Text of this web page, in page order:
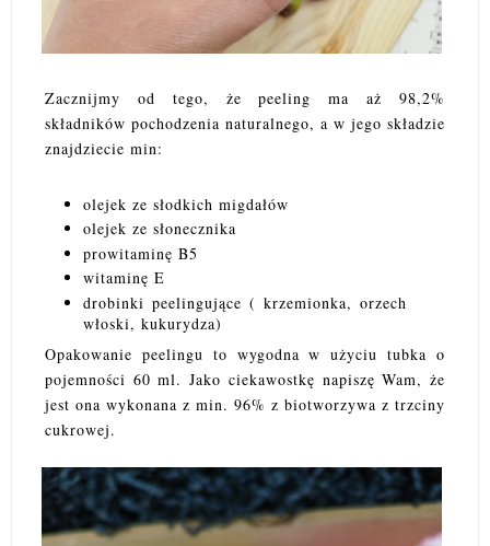
Zacznijmy od tego, że peeling ma aż 98,2%
składników pochodzenia naturalnego, a w jego składzie
znajdziecie min:
olejek ze słodkich migdałów
olejek ze słonecznika
prowitaminę B5
witaminę E
drobinki peelingujące ( krzemionka, orzech
włoski, kukurydza)
Opakowanie peelingu to wygodna w użyciu tubka o
pojemności 60 ml. Jako ciekawostkę napiszę Wam, że
jest ona wykonana z min. 96% z biotworzywa z trzciny
cukrowej.